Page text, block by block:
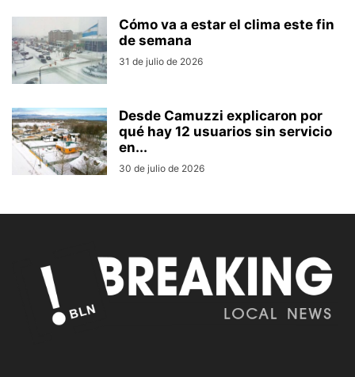
Cómo va a estar el clima este fin
de semana
31 de julio de 2026
Desde Camuzzi explicaron por
qué hay 12 usuarios sin servicio
en...
30 de julio de 2026